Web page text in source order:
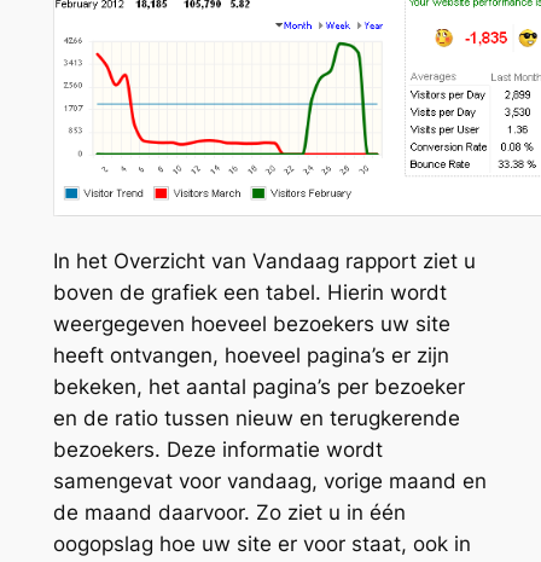
In het Overzicht van Vandaag rapport ziet u
boven de grafiek een tabel. Hierin wordt
weergegeven hoeveel bezoekers uw site
heeft ontvangen, hoeveel pagina’s er zijn
bekeken, het aantal pagina’s per bezoeker
en de ratio tussen nieuw en terugkerende
bezoekers. Deze informatie wordt
samengevat voor vandaag, vorige maand en
de maand daarvoor. Zo ziet u in één
oogopslag hoe uw site er voor staat, ook in